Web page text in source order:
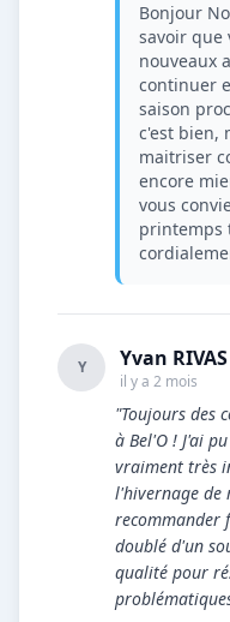
Bonjour
savoir que
nouveaux
continuer
saison
c'est bien,
maitriser
encore
vous
printemps
Y Yvan RIVAS
il y a 2 mois
"Toujours des
à Bel'O ! J'ai
vraiment très
l'hivernage de
recommander
doublé d'un
qualité pour